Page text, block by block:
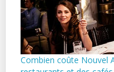
Combien coûte Nouvel